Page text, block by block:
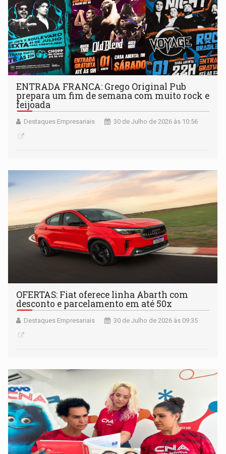
ENTRADA FRANCA: Grego Original Pub
prepara um fim de semana com muito rock e
feijoada
Destaques Empresariais 30 de Julho de 2026 às 10:56
OFERTAS: Fiat oferece linha Abarth com
desconto e parcelamento em até 50x
Destaques Empresariais 30 de Julho de 2026 às 09:35